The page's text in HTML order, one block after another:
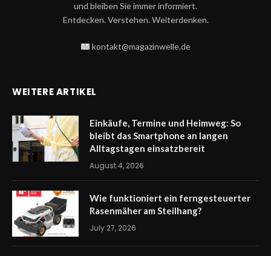
und bleiben Sie immer informiert.
Entdecken. Verstehen. Weiterdenken.
kontakt@magazinwelle.de
WEITERE ARTIKEL
Einkäufe, Termine und Heimweg: So
bleibt das Smartphone an langen
Alltagstagen einsatzbereit
August 4, 2026
Wie funktioniert ein ferngesteuerter
Rasenmäher am Steilhang?
July 27, 2026